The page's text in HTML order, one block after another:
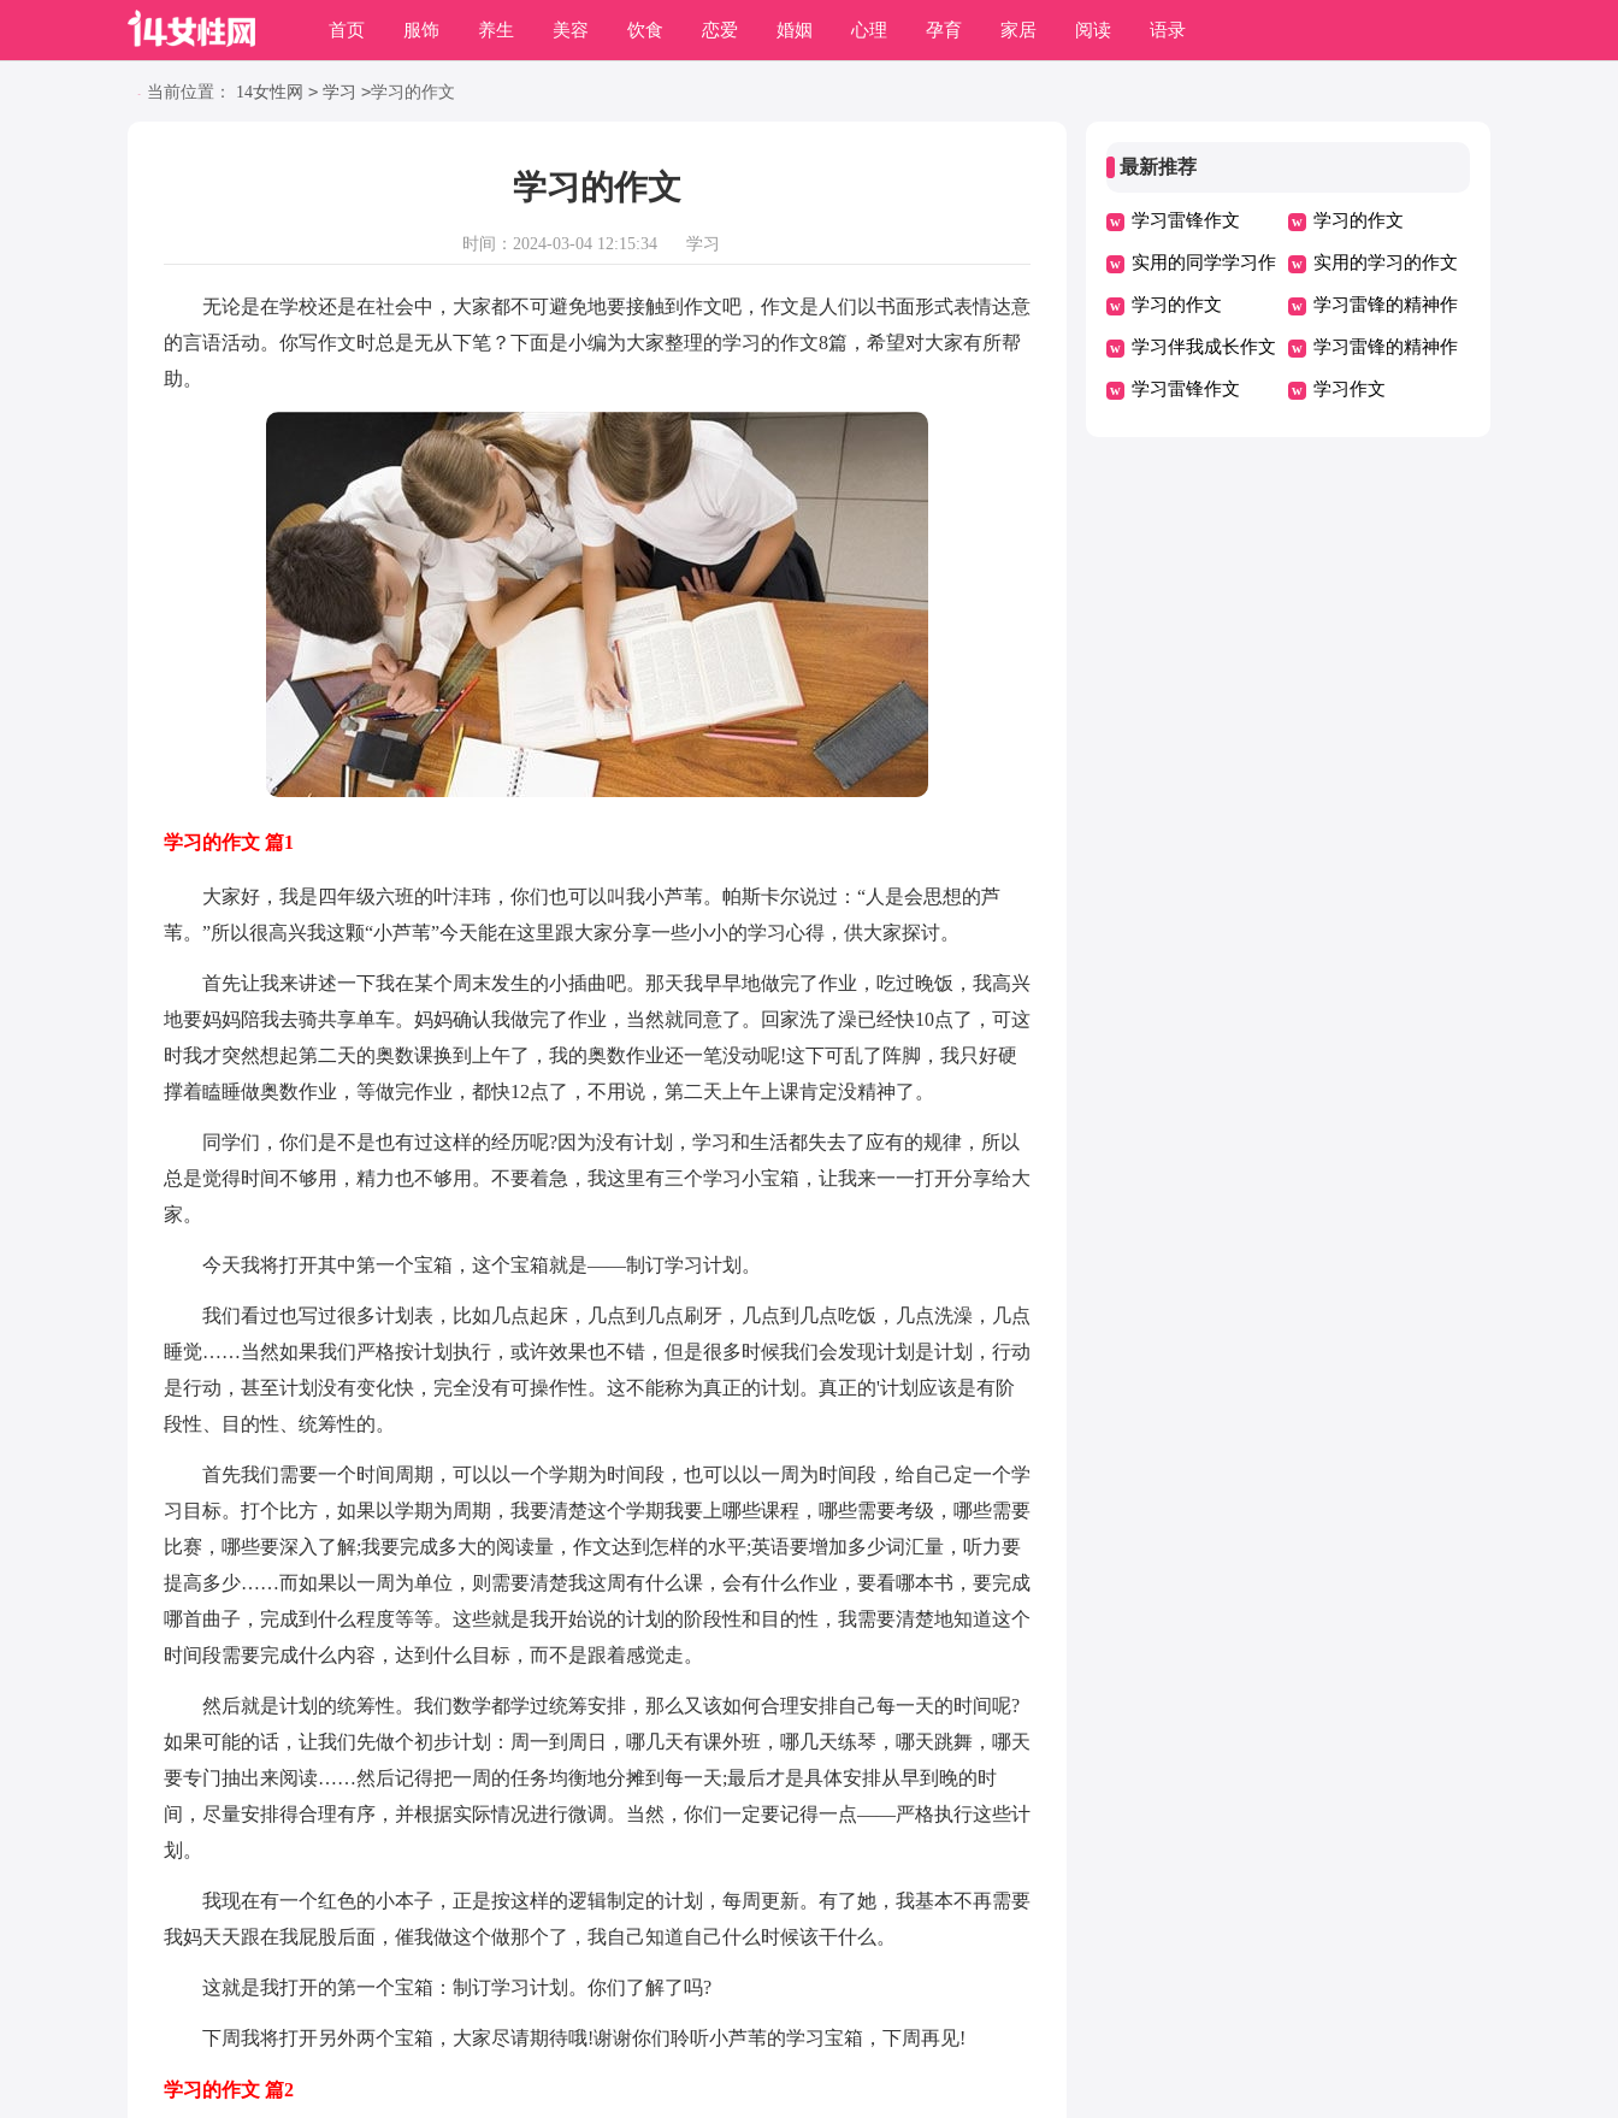
首页 服饰 养生 美容 饮食 恋爱 婚姻 心理 孕育 家居 阅读 语录
职场 动物
当前位置： 14女性网 > 学习 >学习的作文
学习的作文
时间：2024-03-04 12:15:34 学习
无论是在学校还是在社会中，大家都不可避免地要接触到作文吧，作文是人们以书面形式表情达意
的言语活动。你写作文时总是无从下笔？下面是小编为大家整理的学习的作文8篇，希望对大家有所帮
助。
学习的作文 篇1
大家好，我是四年级六班的叶沣玮，你们也可以叫我小芦苇。帕斯卡尔说过：“人是会思想的芦
苇。”所以很高兴我这颗“小芦苇”今天能在这里跟大家分享一些小小的学习心得，供大家探讨。
首先让我来讲述一下我在某个周末发生的小插曲吧。那天我早早地做完了作业，吃过晚饭，我高兴
地要妈妈陪我去骑共享单车。妈妈确认我做完了作业，当然就同意了。回家洗了澡已经快10点了，可这
时我才突然想起第二天的奥数课换到上午了，我的奥数作业还一笔没动呢!这下可乱了阵脚，我只好硬
撑着瞌睡做奥数作业，等做完作业，都快12点了，不用说，第二天上午上课肯定没精神了。
同学们，你们是不是也有过这样的经历呢?因为没有计划，学习和生活都失去了应有的规律，所以
总是觉得时间不够用，精力也不够用。不要着急，我这里有三个学习小宝箱，让我来一一打开分享给大
家。
今天我将打开其中第一个宝箱，这个宝箱就是——制订学习计划。
我们看过也写过很多计划表，比如几点起床，几点到几点刷牙，几点到几点吃饭，几点洗澡，几点
睡觉……当然如果我们严格按计划执行，或许效果也不错，但是很多时候我们会发现计划是计划，行动
是行动，甚至计划没有变化快，完全没有可操作性。这不能称为真正的计划。真正的'计划应该是有阶
段性、目的性、统筹性的。
首先我们需要一个时间周期，可以以一个学期为时间段，也可以以一周为时间段，给自己定一个学
习目标。打个比方，如果以学期为周期，我要清楚这个学期我要上哪些课程，哪些需要考级，哪些需要
比赛，哪些要深入了解;我要完成多大的阅读量，作文达到怎样的水平;英语要增加多少词汇量，听力要
提高多少……而如果以一周为单位，则需要清楚我这周有什么课，会有什么作业，要看哪本书，要完成
哪首曲子，完成到什么程度等等。这些就是我开始说的计划的阶段性和目的性，我需要清楚地知道这个
时间段需要完成什么内容，达到什么目标，而不是跟着感觉走。
然后就是计划的统筹性。我们数学都学过统筹安排，那么又该如何合理安排自己每一天的时间呢?
如果可能的话，让我们先做个初步计划：周一到周日，哪几天有课外班，哪几天练琴，哪天跳舞，哪天
要专门抽出来阅读……然后记得把一周的任务均衡地分摊到每一天;最后才是具体安排从早到晚的时
间，尽量安排得合理有序，并根据实际情况进行微调。当然，你们一定要记得一点——严格执行这些计
划。
我现在有一个红色的小本子，正是按这样的逻辑制定的计划，每周更新。有了她，我基本不再需要
我妈天天跟在我屁股后面，催我做这个做那个了，我自己知道自己什么时候该干什么。
这就是我打开的第一个宝箱：制订学习计划。你们了解了吗?
下周我将打开另外两个宝箱，大家尽请期待哦!谢谢你们聆听小芦苇的学习宝箱，下周再见!
学习的作文 篇2
最新推荐
学习雷锋作文 学习的作文
实用的同学学习作
文
实用的学习的作文
学习的作文 学习雷锋的精神作
文
学习伴我成长作文 学习雷锋的精神作
文
学习雷锋作文 学习作文